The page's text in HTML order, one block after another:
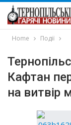
Home Події
Кафтан
на витвір